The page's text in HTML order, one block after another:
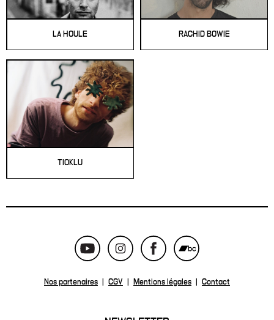
LA HOULE RACHID BOWIE
TIOKLU
Nos partenaires CGV Mentions légales Contact